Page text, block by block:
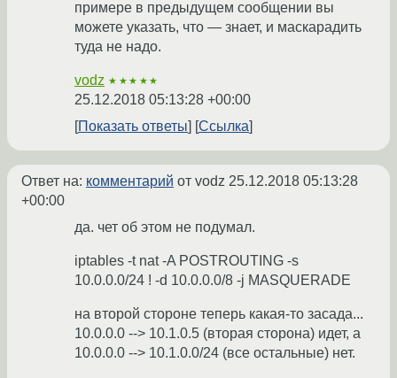
примере в предыдущем сообщении вы
можете указать, что — знает, и маскарадить
туда не надо.
vodz ★★★★★
25.12.2018 05:13:28 +00:00
Показать ответы
Ссылка
Ответ на: комментарий от vodz 25.12.2018 05:13:28
+00:00
да. чет об этом не подумал.
iptables -t nat -A POSTROUTING -s
10.0.0.0/24 ! -d 10.0.0.0/8 -j MASQUERADE
на второй стороне теперь какая-то засада...
10.0.0.0 --> 10.1.0.5 (вторая сторона) идет, а
10.0.0.0 --> 10.1.0.0/24 (все остальные) нет.